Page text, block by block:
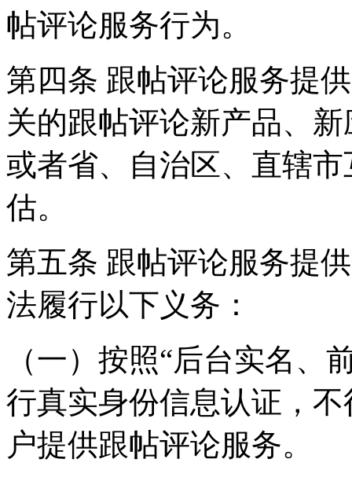
帖评论服务行为。
第四条 跟帖评论服务提
关的跟帖评论新产品、
或者省、自治区、直辖
估。
第五条 跟帖评论服务提
法履行以下义务：
（一）按照“后台实名、
行真实身份信息认证，
户提供跟帖评论服务。